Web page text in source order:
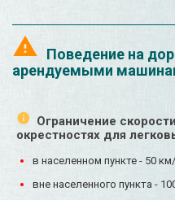
Поведение на
арендуемыми
Ограничение
окрестностях для
в населенном пункте - 50
вне населенного пункта -